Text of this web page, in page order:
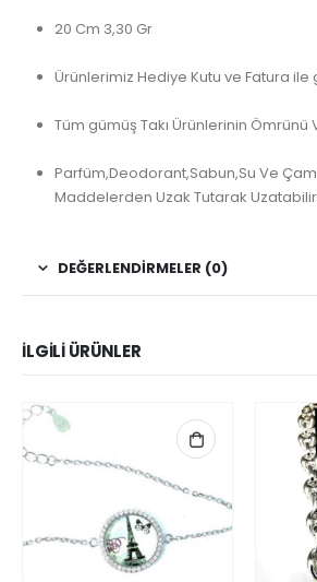
20 Cm 3,30 Gr
Ürünlerimiz Hediye Kutu ve Fatura
Tüm gümüş Takı Ürünlerinin Ömrünü
Parfüm,Deodorant,Sabun,Su Ve
Maddelerden Uzak Tutarak
DEĞERLENDIRMELER (0)
İLGILI ÜRÜNLER